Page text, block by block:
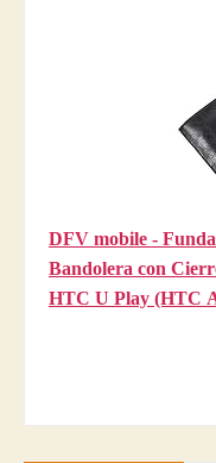
DFV mobile -
Bandolera con
HTC U Play (HTC